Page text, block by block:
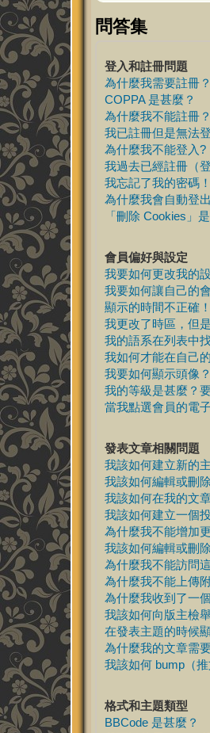
問答集
登入和註冊問題
為什麼我需要註冊？
COPPA 是甚麼？
為什麼我不能註冊？
我已註冊但是無法
為什麼我不能登入?
我過去已經註冊（
我忘記了我的密碼！
為什麼我會自動登
「刪除 Cookies」
會員偏好與設定
我要如何更改我的
我要如何讓自己的
顯示的時間不正確！
我更改了時區，但
我的語系在列表中
我如何才能在自己
我要如何顯示頭像？
我的等級是甚麼？
當我點選會員的電
發表文章相關問題
我該如何建立新的
我該如何編輯或刪
我該如何在我的文
我該如何建立一個
為什麼我不能增加
我該如何編輯或刪
為什麼我不能訪問
為什麼我不能上傳
為什麼我收到了一
我該如何向版主檢
在發表主題的時候
為什麼我的文章需
我該如何 bump（
格式和主題類型
BBCode 是甚麼？